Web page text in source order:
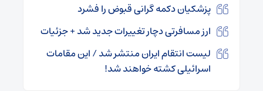
پزشکیان دکمه گرانی قبوض را فشرد
ارز مسافرتی دچار تغییرات جدید شد + جزئیات
لیست انتقام ایران منتشر شد / این مقامات
اسرائیلی کشته خواهند شد!